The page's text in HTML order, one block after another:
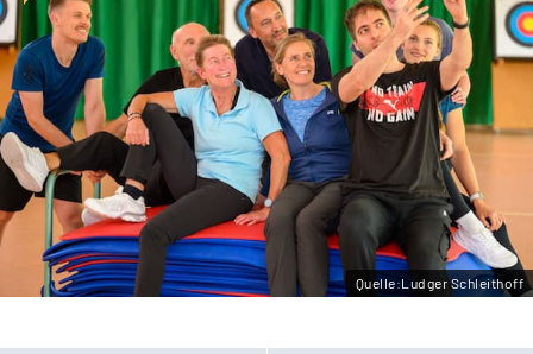
Karriere
Sozialdienste & Zuweisende
Suche
Leichte Sprache
Gebärdensprache
Quelle:Ludger Schleithoff